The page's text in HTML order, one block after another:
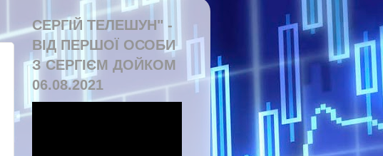
СЕРГІЙ ТЕЛЕШУН" -
ВІД ПЕРШОЇ ОСОБИ
З СЕРГІЄМ ДОЙКОМ
06.08.2021